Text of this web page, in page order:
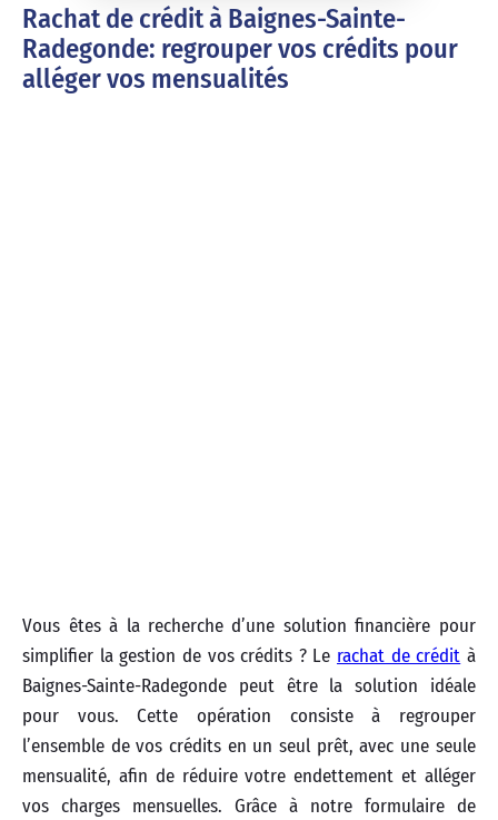
Rachat de crédit à Baignes-Sainte-
Radegonde: regrouper vos crédits pour
alléger vos mensualités
Vous êtes à la recherche d’une solution financière pour
simplifier la gestion de vos crédits ? Le rachat de crédit à
Baignes-Sainte-Radegonde peut être la solution idéale
pour vous. Cette opération consiste à regrouper
l’ensemble de vos crédits en un seul prêt, avec une seule
mensualité, afin de réduire votre endettement et alléger
vos charges mensuelles. Grâce à notre formulaire de